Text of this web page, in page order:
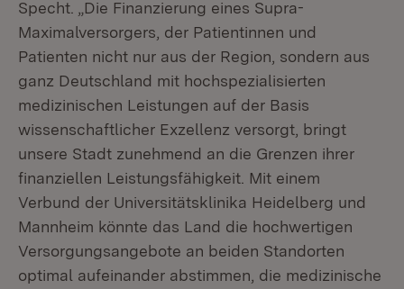
Specht. „Die Finanzierung eines Supra-
Maximalversorgers, der Patientinnen und
Patienten nicht nur aus der Region, sondern aus
ganz Deutschland mit hochspezialisierten
medizinischen Leistungen auf der Basis
wissenschaftlicher Exzellenz versorgt, bringt
unsere Stadt zunehmend an die Grenzen ihrer
finanziellen Leistungsfähigkeit. Mit einem
Verbund der Universitätsklinika Heidelberg und
Mannheim könnte das Land die hochwertigen
Versorgungsangebote an beiden Standorten
optimal aufeinander abstimmen, die medizinische